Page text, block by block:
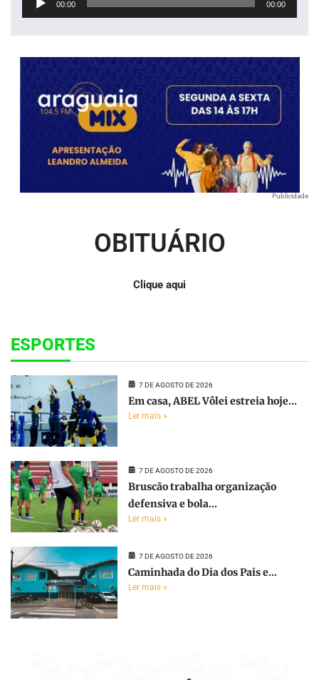
00:00 00:00
Publicidade
OBITUÁRIO
Clique aqui
ESPORTES
7 DE AGOSTO DE 2026
Em casa, ABEL Vôlei estreia hoje...
Ler mais »
7 DE AGOSTO DE 2026
Bruscão trabalha organização
defensiva e bola...
Ler mais »
7 DE AGOSTO DE 2026
Caminhada do Dia dos Pais e...
Ler mais »